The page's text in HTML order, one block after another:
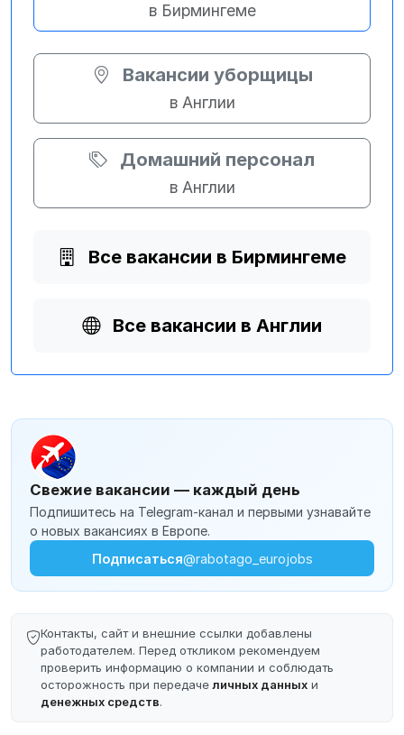
в Бирмингеме
Вакансии уборщицы
в Англии
Домашний персонал
в Англии
Все вакансии в Бирмингеме
Все вакансии в Англии
Свежие вакансии — каждый день
Подпишитесь на Telegram-канал и первыми узнавайте
о новых вакансиях в Европе.
Подписаться@rabotago_eurojobs
Контакты, сайт и внешние ссылки добавлены
работодателем. Перед откликом рекомендуем
проверить информацию о компании и соблюдать
осторожность при передачеличных данных и
денежных средств.